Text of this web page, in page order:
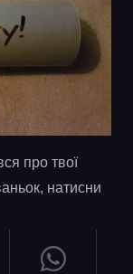
про твої
натисни